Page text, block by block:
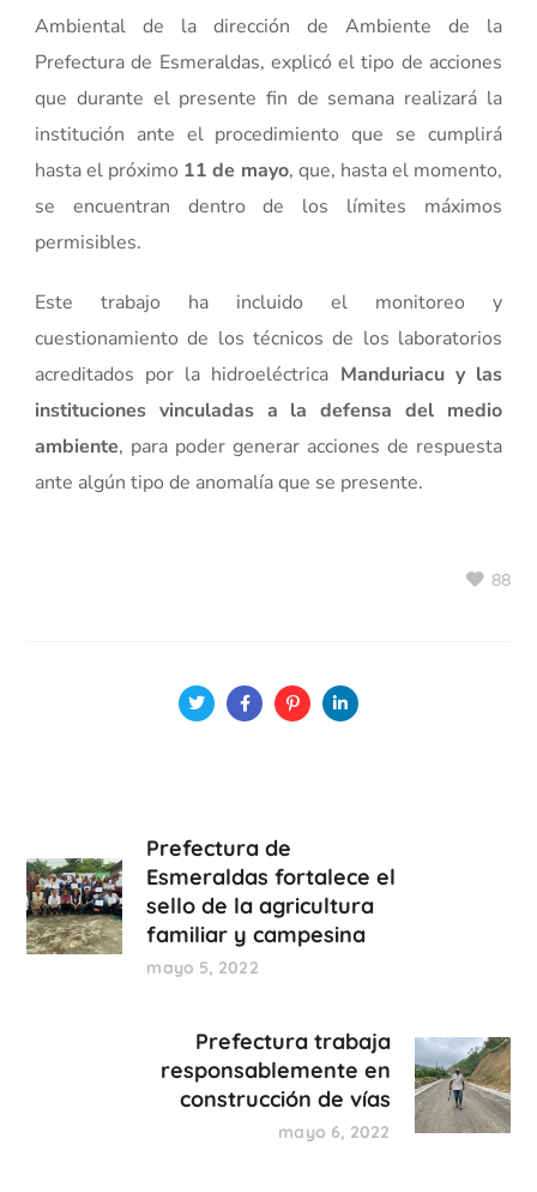
Ambiental de la dirección de Ambiente de la
Prefectura de Esmeraldas, explicó el tipo de acciones
que durante el presente fin de semana realizará la
institución ante el procedimiento que se cumplirá
hasta el próximo 11 de mayo, que, hasta el momento,
se encuentran dentro de los límites máximos
permisibles.
Este trabajo ha incluido el monitoreo y
cuestionamiento de los técnicos de los laboratorios
acreditados por la hidroeléctrica Manduriacu y las
instituciones vinculadas a la defensa del medio
ambiente, para poder generar acciones de respuesta
ante algún tipo de anomalía que se presente.
88
Prefectura de
Esmeraldas fortalece el
sello de la agricultura
familiar y campesina
mayo 5, 2022
Prefectura trabaja
responsablemente en
construcción de vías
mayo 6, 2022